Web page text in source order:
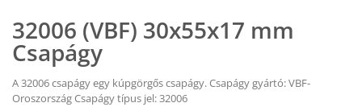
32006 (VBF) 30x55x17 mm
Csapágy
A 32006 csapágy egy kúpgörgős csapágy. Csapágy gyártó: VBF-
Oroszország Csapágy típus jel: 32006